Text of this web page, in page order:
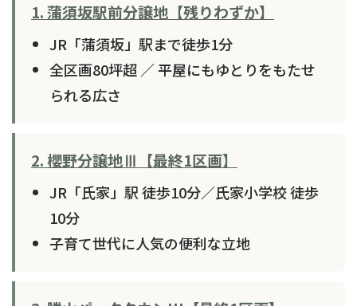
1. 蒲須坂駅前分譲地【残りわずか】
JR「蒲須坂」駅まで徒歩1分
全区画80坪超 ／ 平屋にもゆとりをもたせ
られる広さ
2. 櫻野分譲地Ⅲ【最終1区画】
JR「氏家」駅 徒歩10分／氏家小学校 徒歩
10分
子育て世代に人気の便利な立地